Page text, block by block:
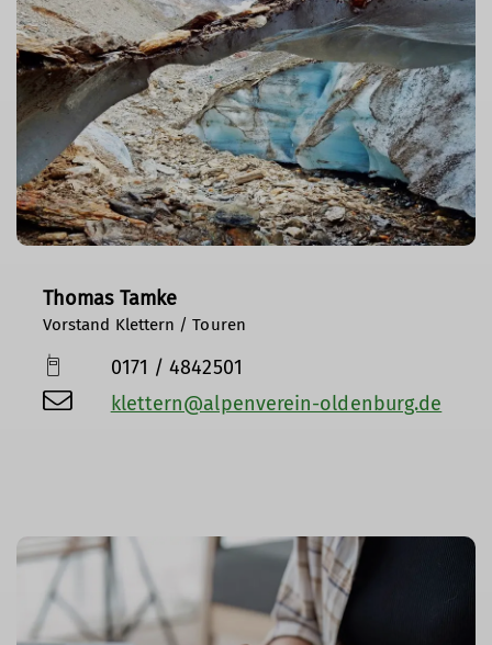
Thomas Tamke
Vorstand Klettern / Touren
0171 / 4842501
klettern@alpenverein-oldenburg.de